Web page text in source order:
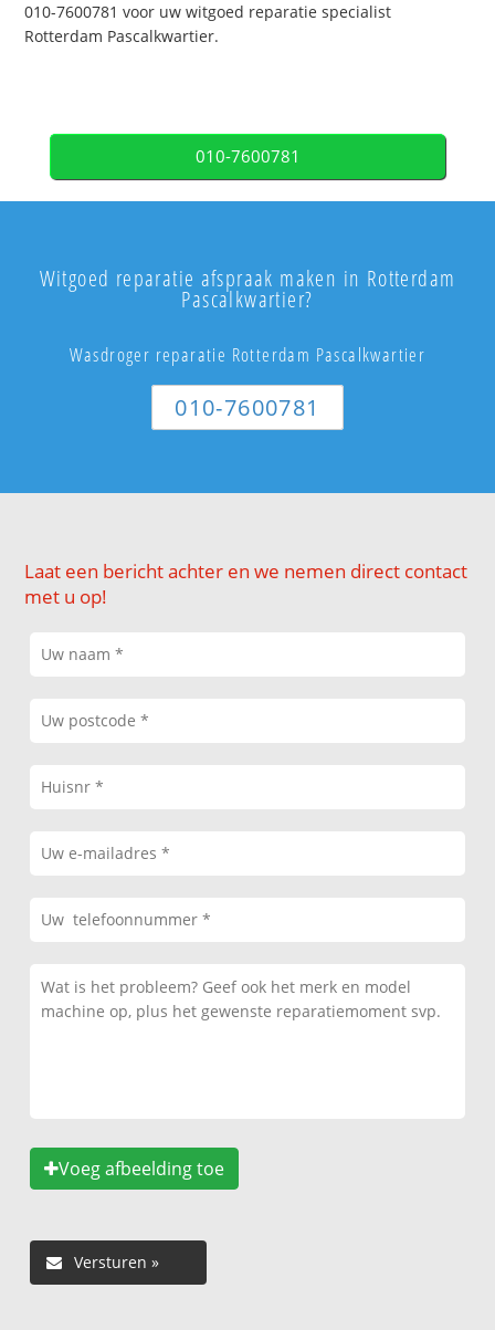
010-7600781 voor uw witgoed reparatie specialist
Rotterdam Pascalkwartier.
010-7600781
Witgoed reparatie afspraak maken in Rotterdam
Pascalkwartier?
Wasdroger reparatie Rotterdam Pascalkwartier
010-7600781
Laat een bericht achter en we nemen direct contact
met u op!
Voeg afbeelding toe